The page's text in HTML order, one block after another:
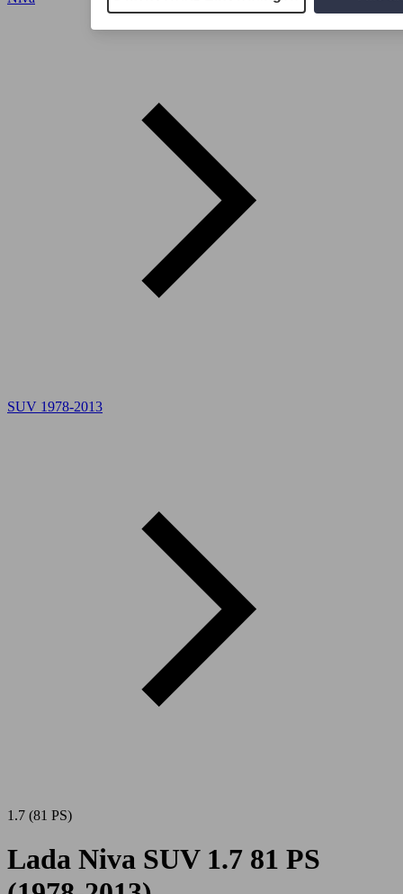
SUV 1978-2013
1.7 (81 PS)
Lada Niva SUV 1.7 81 PS